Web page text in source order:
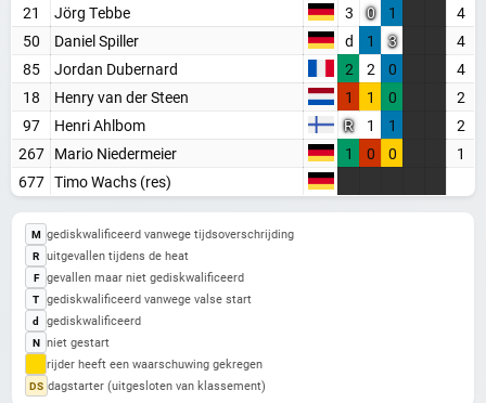
21
Jörg Tebbe 3 0 1
4
50
Daniel Spiller d 1 3
4
85
Jordan Dubernard 2 2 0
4
18
Henry van der Steen 1 1 0
2
97
Henri Ahlbom R 1 1
2
267 Mario Niedermeier 1 0 0
1
677 Timo Wachs (res)
M gediskwalificeerd vanwege tijdsoverschrijding
R uitgevallen tijdens de heat
F gevallen maar niet gediskwalificeerd
T gediskwalificeerd vanwege valse start
d gediskwalificeerd
N niet gestart
rijder heeft een waarschuwing gekregen
DS dagstarter (uitgesloten van klassement)
Maak een gratis account aan
Word Supporter, zonder advertenties & tracking
Steun de site
Registreer gratis
Heb je al een account? Inloggen